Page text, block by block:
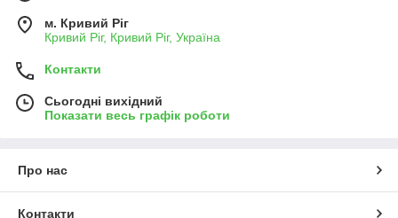
м. Кривий Ріг
Кривий Ріг, Кривий Ріг, Україна
Контакти
Сьогодні вихідний
Показати весь графік роботи
Про нас
Контакти